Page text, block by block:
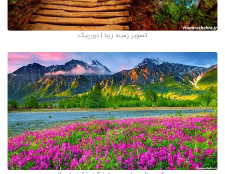
تصویر زمینه زیبا | دورپیک